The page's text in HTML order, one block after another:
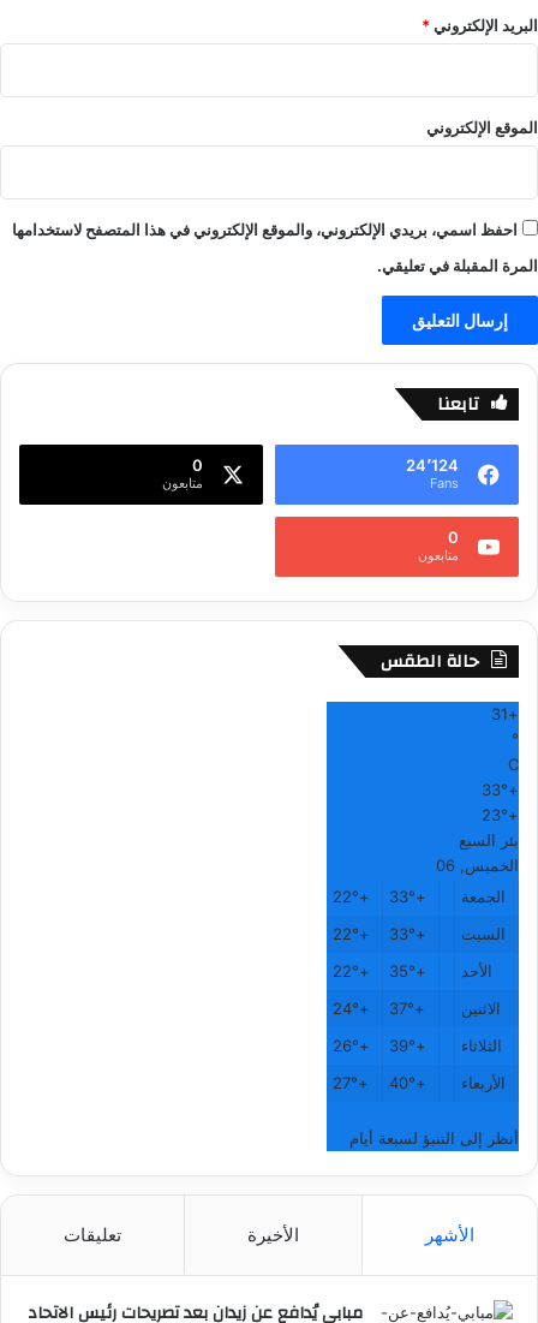
البريد الإلكتروني*
الموقع الإلكتروني
احفظ اسمي، بريدي الإلكتروني، والموقع الإلكتروني في هذا المتصفح لاستخدامها
المرة المقبلة في تعليقي.
تابعنا
24٬124
Fans
0
متابعون
0
متابعون
حالة الطقس
+
31
°
C
+
33°
+
23°
بئر السبع
الخميس, 06
الجمعة
+
33°
+
22°
السبت
+
33°
+
22°
الأحد
+
35°
+
22°
الاثنين
+
37°
+
24°
الثلاثاء
+
39°
+
26°
الأربعاء
+
40°
+
27°
أنظر إلى التنبؤ لسبعة أيام
الأشهر الأخيرة تعليقات
مبابي يُدافع عن زيدان بعد تصريحات رئيس الاتحاد